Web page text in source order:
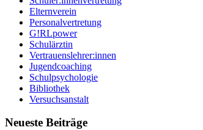
Elternverein
Personalvertretung
G!RLpower
Schulärztin
Vertrauenslehrer:innen
Jugendcoaching
Schulpsychologie
Bibliothek
Versuchsanstalt
Neueste Beiträge